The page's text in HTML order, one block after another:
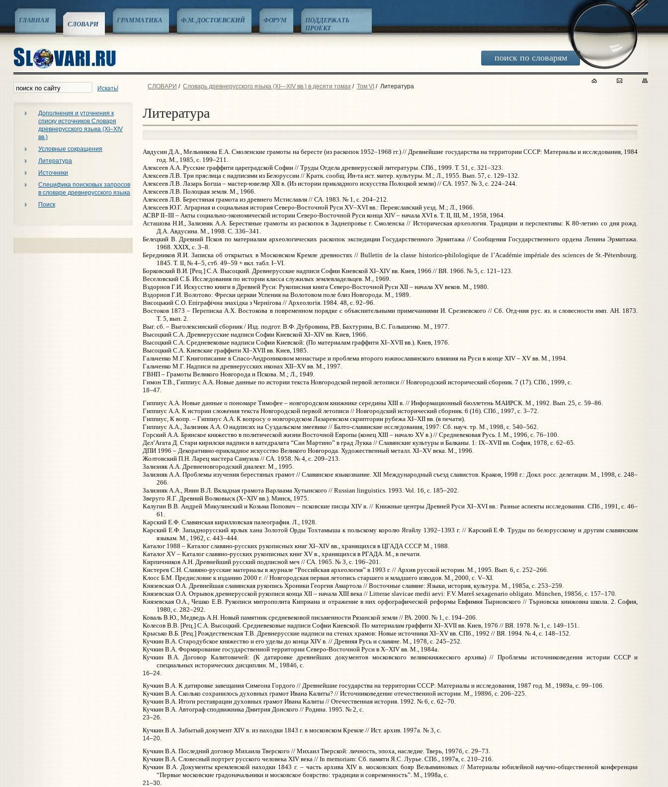
поиск по словарям
ГЛАВНАЯ СЛОВАРИ ГРАММАТИКА Ф.М. ДОСТОЕВСКИЙ ФОРУМ
ПОДДЕРЖАТЬ
ПРОЕКТ
Искать!
Дополнения и уточнения к
списку источников Словаря
древнерусского языка (XI–XIV
вв.)
Условные сокращения
Литература
Источники
Специфика поисковых запросов
в словаре древнерусского языка
Поиск
СЛОВАРИ / Словарь древнерусского языка (XI—XIV вв.) в десяти томах/ Том VI / Литература
Литература
Авдусин Д.А., Мельникова Е.А. Смоленские грамоты на бересте (из раскопок 1952–1968 гг.) // Древнейшие государства на территории СССР: Материалы и исследования, 1984
год. М., 1985, с. 199–211.
Алексеев А.А. Русские граффити цареградской Софии // Труды Отдела древнерусской литературы. СПб., 1999. Т. 51, с. 321–323.
Алексеев Л.В. Три пряслица с надписями из Белоруссии // Кратк. сообщ. Ин-та ист. матер. культуры. М.; Л., 1955. Вып. 57, с. 129–132.
Алексеев Л.В. Лазарь Богша – мастер-ювелир XII в. (Из истории прикладного искусства Полоцкой земли) // СА. 1957. № 3, с. 224–244.
Алексеев Л.В. Полоцкая земля. М., 1966.
Алексеев Л.В. Берестяная грамота из древнего Мстиславля // СА. 1983. № 1, с. 204–212.
Алексеев Ю.Г. Аграрная и социальная история Северо-Восточной Руси XV–XVI вв.: Переяславский уезд. М.; Л., 1966.
АСВР II–III – Акты социально-экономической истории Северо-Восточной Руси конца XIV – начала XVI в. Т. II, III, М., 1958, 1964.
Асташова Н.И., Зализняк А.А. Берестяные грамоты из раскопок в Заднепровье г. Смоленска // Историческая археология. Традиции и перспективы: К 80-летию со дня рожд.
Д.А. Авдусина. М., 1998. С. 336–341.
Белецкий В. Древний Псков по материалам археологических раскопок экспедиции Государственного Эрмитажа // Сообщения Государственного ордена Ленина Эрмитажа.
1968. XXIX, с. 3–8.
Бередников Я.И. Записка об открытых в Московском Кремле древностях // Bulletin de la classe historico-philologique de l’Académie impériale des sciences de St.-Pétersbourg.
1845. T. II, № 4–5, стб. 49–59 + вкл. табл. I–VI.
Борковский В.И. [Рец.] С.А. Высоцкий. Древнерусские надписи Софии Киевской XI–XIV вв. Киев, 1966 // ВЯ. 1966. № 5, с. 121–123.
Веселовский С.Б. Исследования по истории класса служилых землевладельцев. М., 1969.
Вздорнов Г.И. Искусство книги в Древней Руси: Рукописная книга Северо-Восточной Руси XII – начала XV веков. М., 1980.
Вздорнов Г.И. Волотово: Фрески церкви Успения на Волотовом поле близ Новгорода. М., 1989.
Висоцький С.О. Епiграфiчна знахiдка з Чернiгова // Археологiя. 1984. 48, с. 92–96.
Востоков 1873 – Переписка А.Х. Востокова в повременном порядке с объяснительными примечаниями И. Срезневского // Сб. Отд-ния рус. яз. и словесности имп. АН. 1873.
Т. 5, вып. 2.
Выг. сб. – Выголексинский сборник / Изд. подгот. В.Ф. Дубровина, Р.В. Бахтурина, В.С. Голышенко. М., 1977.
Высоцкий С.А. Древнерусские надписи Софии Киевской XI–XIV вв. Киев, 1966.
Высоцкий С.А. Средневековые надписи Софии Киевской: (По материалам граффити XI–XVII вв.). Киев, 1976.
Высоцкий С.А. Киевские граффити XI–XVII вв. Киев, 1985.
Гальченко М.Г. Книгописание в Спасо-Андрониковом монастыре и проблема второго южнославянского влияния на Руси в конце XIV – XV вв. М., 1994.
Гальченко М.Г. Надписи на древнерусских иконах XII–XV вв. М., 1997.
ГВНП – Грамоты Великого Новгорода и Пскова. М.; Л., 1949.
Гимон Т.В., Гиппиус А.А. Новые данные по истории текста Новгородской первой летописи // Новгородский исторический сборник. 7 (17). СПб., 1999, с.
18–47.
Гиппиус А.А. Новые данные о пономаре Тимофее – новгородском книжнике середины XIII в. // Информационный бюллетень МАИРСК. М., 1992. Вып. 25, с. 59–86.
Гиппиус А.А. К истории сложения текста Новгородской первой летописи // Новгородский исторический сборник. 6 (16). СПб., 1997, с. 3–72.
Гиппиус, К вопр. – Гиппиус А.А. К вопросу о новгородском Лазаревском скриптории рубежа XI–XII вв. (в печати).
Гиппиус А.А., Зализняк А.А. О надписях на Суздальском змеевике // Балто-славянские исследования, 1997: Сб. науч. тр. М., 1998, с. 540–562.
Горский А.А. Брянское княжество в политической жизни Восточной Европы (конец XIII – начало XV в.) // Средневековая Русь. I. М., 1996, с. 76–100.
Дел’Агата Д. Стари кирилски надписи в катедралата “Сан Мартино” в град Лукка // Славянские культуры и Балканы. 1: IX–XVII вв. София, 1978, с. 62–65.
ДПИ 1996 – Декоративно-прикладное искусство Великого Новгорода. Художественный металл. XI–XV века. М., 1996.
Жолтовский П.Н. Ларец мастера Самуила // СА. 1958. № 4, с. 209–213.
Зализняк А.А. Древненовгородский диалект. М., 1995.
Зализняк А.А. Проблемы изучения берестяных грамот // Славянское языкознание. XII Международный съезд славистов. Краков, 1998 г.: Докл. росс. делегации. М., 1998, с. 248–
266.
Зализняк А.А., Янин В.Л. Вкладная грамота Варлаама Хутынского // Russian linguistics. 1993. Vol. 16, с. 185–202.
Зверуго Я.Г. Древний Волковыск (X–XIV вв.). Минск, 1975.
Калугин В.В. Андрей Микулинский и Козьма Попович – псковские писцы XIV в. // Книжные центры Древней Руси XI–XVI вв.: Разные аспекты исследования. СПб., 1991, с. 46–
61.
Карский Е.Ф. Славянская кирилловская палеография. Л., 1928.
Карский Е.Ф. Западнорусский ярлык хана Золотой Орды Тохтамыша к польскому королю Ягайлу 1392–1393 г. // Карский Е.Ф. Труды по белорусскому и другим славянским
языкам. М., 1962, с. 443–444.
Каталог 1988 – Каталог славяно-русских рукописных книг XI–XIV вв., хранящихся в ЦГАДА СССР. М., 1988.
Каталог XV – Каталог славяно-русских рукописных книг XV в., хранящихся в РГАДА. М., в печати.
Кирпичников А.Н. Древнейший русский подписной меч // СА. 1965. № 3, с. 196–201.
Кистерев С.Н. Славяно-русские материалы в журнале “Российская археология” в 1993 г. // Архив русской истории. М., 1995. Вып. 6, с. 252–266.
Клосс Б.М. Предисловие к изданию 2000 г. // Новгородская первая летопись старшего и младшего изводов. М., 2000, с. V–XI.
Князевская О.А. Древнейшая славянская рукопись Хроники Георгия Амартола // Восточные славяне: Языки, история, культура. М., 1985а, с. 253–259.
Князевская О.А. Отрывок древнерусской рукописи конца XII – начала XIII века // Litterae slavicae medii aevi: F.V. Mareš sexagenario obligato. München, 1985б, с. 157–170.
Князевская О.А., Чешко Е.В. Рукописи митрополита Киприана и отражение в них орфографической реформы Евфимия Тырновского // Търновска книжовна школа. 2. София,
1980, с. 282–292.
Коваль В.Ю., Медведь А.Н. Новый памятник средневековой письменности Рязанской земли // РА. 2000. № 1, с. 194–206.
Колесов В.В. [Рец.] С.А. Высоцкий. Средневековые надписи Софии Киевской. По материалам граффити XI–XVII вв. Киев, 1976 // ВЯ. 1978. № 1, с. 149–151.
Крысько В.Б. [Рец.] Рождественская Т.В. Древнерусские надписи на стенах храмов: Новые источники XI–XV вв. СПб., 1992 // ВЯ. 1994. № 4, с. 148–152.
Кучкин В.А. Стародубское княжество и его уделы до конца XIV в. // Древняя Русь и славяне. М., 1978, с. 245–252.
Кучкин В.А. Формирование государственной территории Северо-Восточной Руси в X–XIV вв. М., 1984а.
Кучкин В.А. Договор Калитовичей: (К датировке древнейших документов московского великокняжеского архива) // Проблемы источниковедения истории СССР и
специальных исторических дисциплин. М., 1984б, с.
16–24.
Кучкин В.А. К датировке завещания Симеона Гордого // Древнейшие государства на территории СССР: Материалы и исследования, 1987 год. М., 1989а, с. 99–106.
Кучкин В.А. Сколько сохранилось духовных грамот Ивана Калиты? // Источниковедение отечественной истории. М., 1989б, с. 206–225.
Кучкин В.А. Итоги реставрации духовных грамот Ивана Калиты // Отечественная история. 1992. № 6, с. 62–70.
Кучкин В.А. Автограф сподвижника Дмитрия Донского // Родина. 1995. № 2, с.
23–26.
Кучкин В.А. Забытый документ XIV в. из находки 1843 г. в московском Кремле // Ист. архив. 1997а. № 3, с.
14–20.
Кучкин В.А. Последний договор Михаила Тверского // Михаил Тверской: личность, эпоха, наследие. Тверь, 1997б, с. 29–73.
Кучкин В.А. Словесный портрет русского человека XIV века // In memoriam: Сб. памяти Я.С. Лурье. СПб., 1997в, с. 210–216.
Кучкин В.А. Документы кремлевской находки 1843 г. – часть архива XIV в. московских бояр Вельяминовых // Материалы юбилейной научно-общественной конференции
“Первые московские градоначальники и московское боярство: традиции и современность”. М., 1998а, с.
21–30.